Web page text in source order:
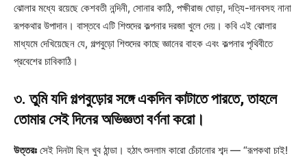
ঝোলার মধ্যে রয়েছে কেশবতী নন্দিনী, সোনার কাঠি, পক্ষীরাজ ঘোড়া, দত্যি-দানবসহ নানা
রূপকথার উপাদান। বাস্তবে এটি শিশুদের কল্পনার দরজা খুলে দেয়। কবি এই ঝোলার
মাধ্যমে দেখিয়েছেন যে, গল্পবুড়ো শিশুদের কাছে জ্ঞানের বাহক এবং কল্পনার পৃথিবীতে
প্রবেশের চাবিকাঠি।
৩. তুমি যদি গল্পবুড়োর সঙ্গে একদিন কাটাতে পারতে, তাহলে
তোমার সেই দিনের অভিজ্ঞতা বর্ণনা করো।
উত্তরঃ সেই দিনটা ছিল খুব ঠান্ডা। হঠাৎ শুনলাম কারো চেঁচানোর শব্দ — “রূপকথা চাই!